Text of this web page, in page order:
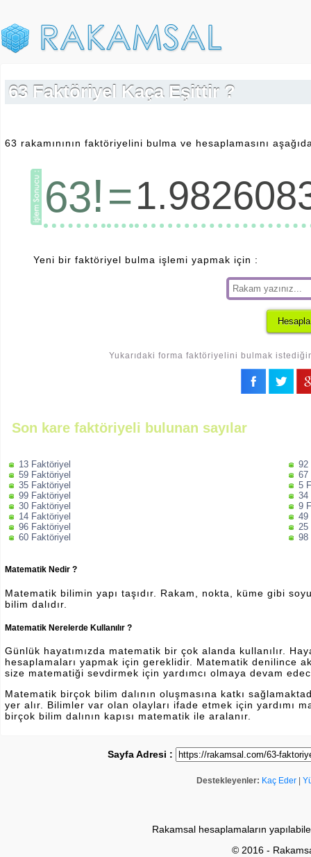
63 Faktöriyel Kaça Eşittir ?
63 rakamınının faktöriyelini bulma ve hesaplamasını
63!=
Yeni bir faktöriyel bulma işlemi yapmak için :
Yukarıdaki forma faktöriyelini bulmak
Son kare faktöriyeli bulunan sayılar
13 Faktöriyel
59 Faktöriyel
35 Faktöriyel
99 Faktöriyel
30 Faktöriyel
14 Faktöriyel
96 Faktöriyel
60 Faktöriyel
92
67
5
34
9
49
25
98
Matematik Nedir ?
Matematik bilimin yapı taşıdır. Rakam, nokta, küme gibi
bilim dalıdır.
Matematik Nerelerde Kullanılır ?
Günlük hayatımızda matematik bir çok alanda kullanılır.
hesaplamaları yapmak için gereklidir. Matematik denilince
size matematiği sevdirmek için yardımcı olmaya devam
Matematik birçok bilim dalının oluşmasına katkı
yer alır. Bilimler var olan olayları ifade etmek için yardımı
birçok bilim dalının kapısı matematik ile aralanır.
Sayfa Adresi :
Destekleyenler: Kaç Eder
Rakamsal hesaplamaların
© 2016 -